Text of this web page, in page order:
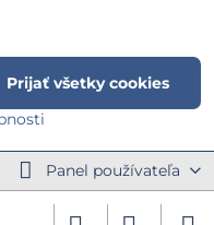
Panel používateľa
Prijať všetky cookies